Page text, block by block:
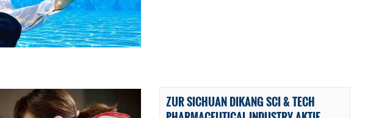
ZUR SICHUAN DIKANG SCI & TECH